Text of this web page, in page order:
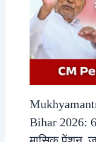
Bihar 2026: